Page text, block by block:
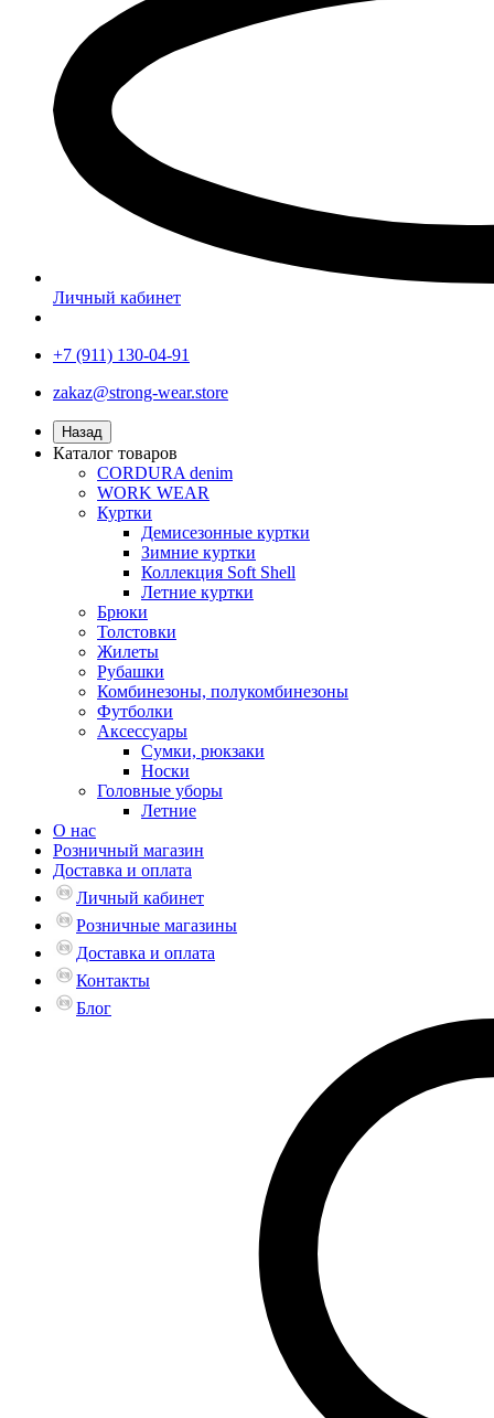
Личный кабинет
+7 (911) 130-04-91
zakaz@strong-wear.store
Назад
Каталог товаров
CORDURA denim
WORK WEAR
Куртки
Демисезонные куртки
Зимние куртки
Коллекция Soft Shell
Летние куртки
Брюки
Толстовки
Жилеты
Рубашки
Комбинезоны, полукомбинезоны
Футболки
Аксессуары
Сумки, рюкзаки
Носки
Головные уборы
Летние
О нас
Розничный магазин
Доставка и оплата
Личный кабинет
Розничные магазины
Доставка и оплата
Контакты
Блог